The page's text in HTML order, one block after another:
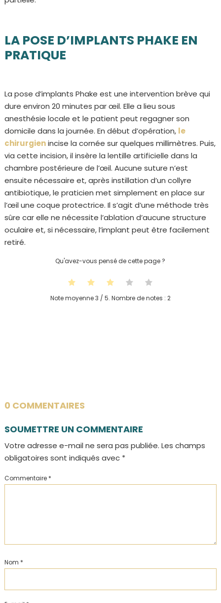
LA POSE D’IMPLANTS PHAKE EN
PRATIQUE
La pose d’implants Phake est une intervention brève qui
dure environ 20 minutes par œil. Elle a lieu sous
anesthésie locale et le patient peut regagner son
domicile dans la journée. En début d’opération, le
chirurgienincise la cornée sur quelques millimètres. Puis,
via cette incision, il insère la lentille artificielle dans la
chambre postérieure de l’œil. Aucune suture n’est
ensuite nécessaire et, après instillation d’un collyre
antibiotique, le praticien met simplement en place sur
l’œil une coque protectrice. Il s’agit d’une méthode très
sûre car elle ne nécessite l’ablation d’aucune structure
oculaire et, si nécessaire, l’implant peut être facilement
retiré.
Qu'avez-vous pensé de cette page ?
Note moyenne3 / 5. Nombre de notes : 2
0 COMMENTAIRES
SOUMETTRE UN COMMENTAIRE
Votre adresse e-mail ne sera pas publiée. Les champs
obligatoires sont indiqués avec *
Commentaire *
Nom *